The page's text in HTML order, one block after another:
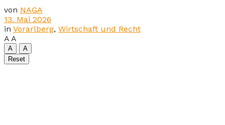
von NAGA
13. Mai 2026
in Vorarlberg, Wirtschaft und Recht
A A
A
A
Reset